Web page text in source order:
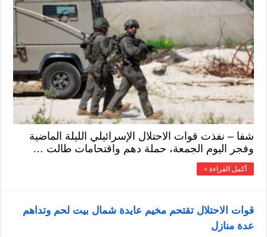
شفا – نفذت قوات الاحتلال الإسرائيلي الليلة الماضية
وفجر اليوم الجمعة، حملة دهم واقتحامات طالت …
أكمل القراءة »
قوات الاحتلال تقتحم مخيم عايدة شمال بيت لحم وتداهم
عدة منازل